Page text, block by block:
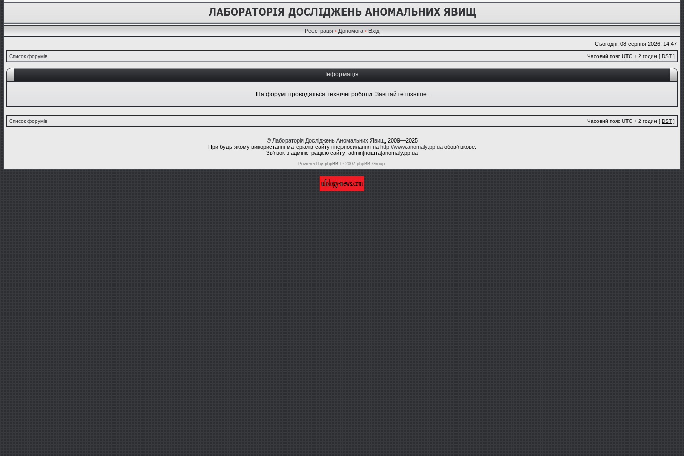
Реєстрація • Допомога • Вхід
Сьогодні: 08 серпня 2026, 14:47
Список форумів Часовий пояс UTC + 2 годин [ DST ]
Інформація
На форумі проводяться технічні роботи. Завітайте пізніше.
Список форумів Часовий пояс UTC + 2 годин [ DST ]
© Лабораторія Досліджень Аномальних Явищ , 2009—2025
При будь-якому використанні матеріалів сайту гіперпосилання на http://www.anomaly.pp.uaобов'язкове.
Зв'язок з адміністрацією сайту: admin[пошта]anomaly.pp.ua
Powered by phpBB© 2007 phpBB Group.